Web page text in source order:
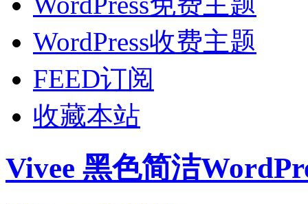
WordPress收费主题
FEED订阅
收藏本站
Vivee 黑色简洁